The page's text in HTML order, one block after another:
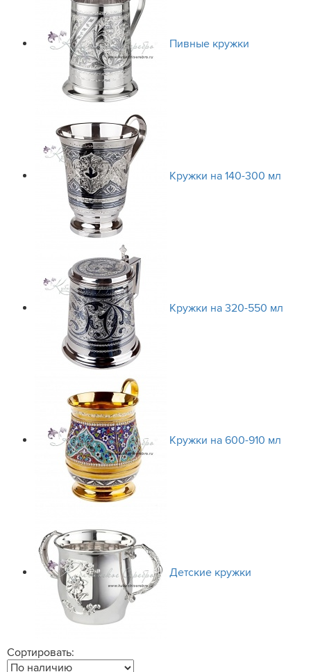
Пивные кружки
Кружки на 140-300 мл
Кружки на 320-550 мл
Кружки на 600-910 мл
Детские кружки
Сортировать: